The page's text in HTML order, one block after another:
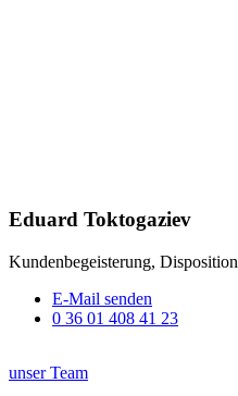
Eduard Toktogaziev
Kundenbegeisterung, Disposition
E-Mail senden
0 36 01 408 41 23
unser Team